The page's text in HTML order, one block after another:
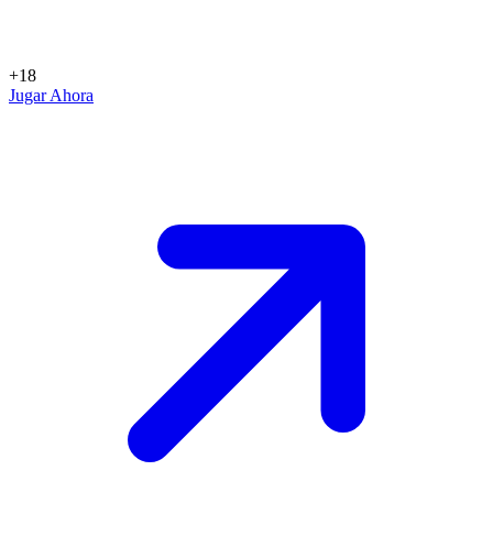
+18
Jugar Ahora